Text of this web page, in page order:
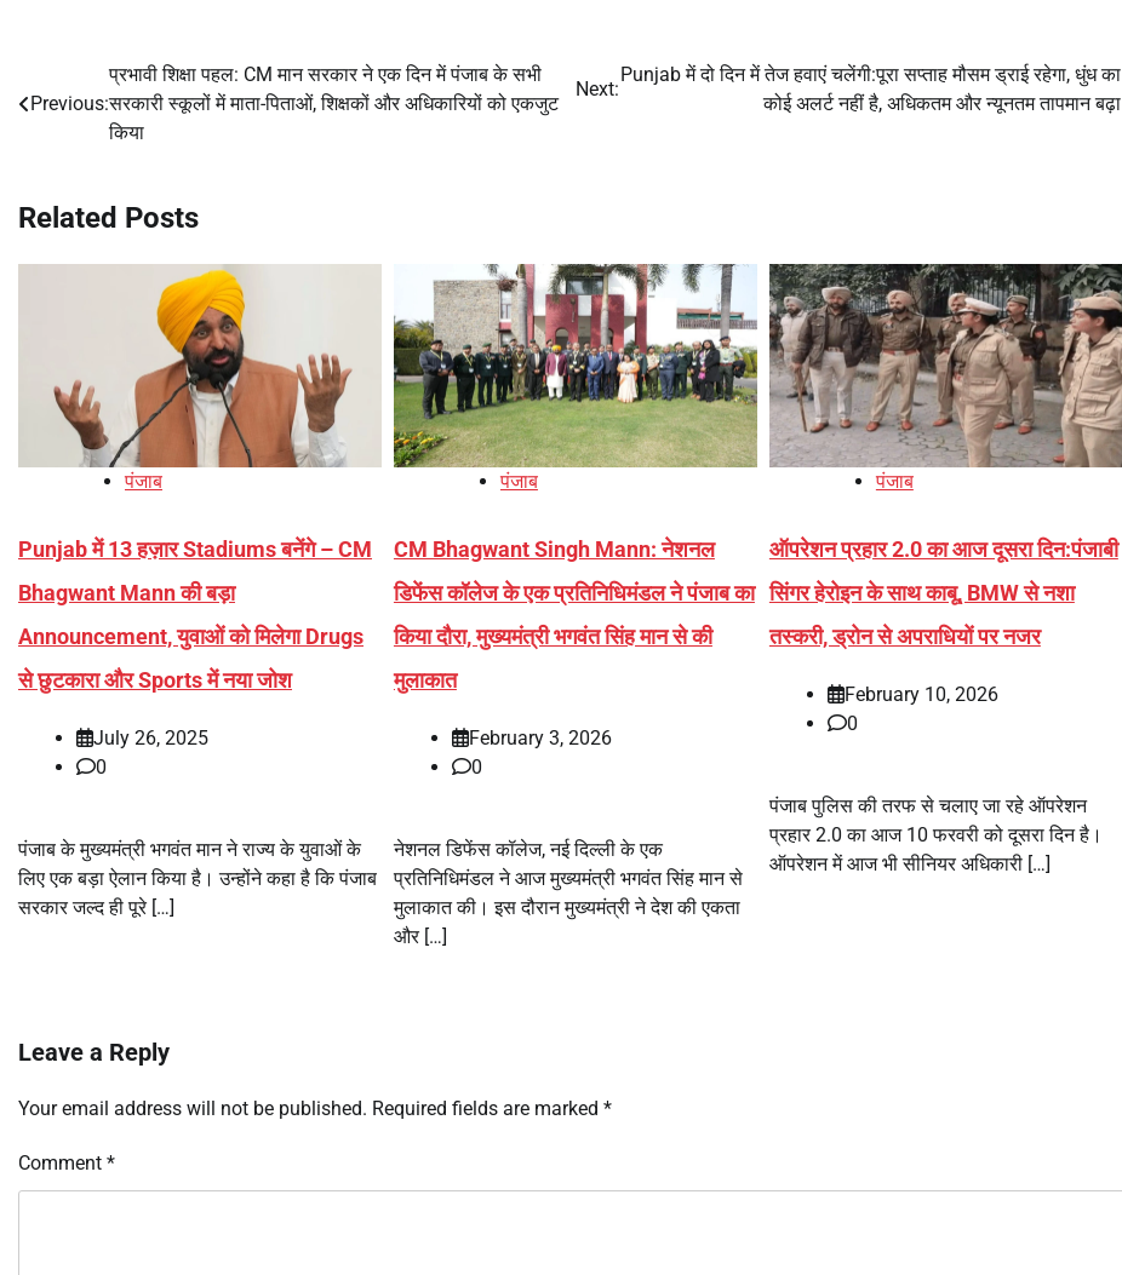
navigation
Previous:
प्रभावी शिक्षा पहल: CM मान सरकार ने एक दिन में पंजाब के सभी
सरकारी स्कूलों में माता-पिताओं, शिक्षकों और अधिकारियों को एकजुट
किया
Next:
Punjab में दो दिन में तेज हवाएं चलेंगी:पूरा सप्ताह मौसम ड्राई रहेगा, धुंध का
कोई अलर्ट नहीं है, अधिकतम और न्यूनतम तापमान बढ़ा
Related Posts
पंजाब
Punjab में 13 हज़ार Stadiums बनेंगे – CM
Bhagwant Mann की बड़ा
Announcement, युवाओं को मिलेगा Drugs
से छुटकारा और Sports में नया जोश
July 26, 2025
0
पंजाब के मुख्यमंत्री भगवंत मान ने राज्य के युवाओं के
लिए एक बड़ा ऐलान किया है। उन्होंने कहा है कि पंजाब
सरकार जल्द ही पूरे […]
पंजाब
CM Bhagwant Singh Mann: नेशनल
डिफेंस कॉलेज के एक प्रतिनिधिमंडल ने पंजाब का
किया दौरा, मुख्यमंत्री भगवंत सिंह मान से की
मुलाकात
February 3, 2026
0
नेशनल डिफेंस कॉलेज, नई दिल्ली के एक
प्रतिनिधिमंडल ने आज मुख्यमंत्री भगवंत सिंह मान से
मुलाकात की। इस दौरान मुख्यमंत्री ने देश की एकता
और […]
पंजाब
ऑपरेशन प्रहार 2.0 का आज दूसरा दिन:पंजाबी
सिंगर हेरोइन के साथ काबू, BMW से नशा
तस्करी, ड्रोन से अपराधियों पर नजर
February 10, 2026
0
पंजाब पुलिस की तरफ से चलाए जा रहे ऑपरेशन
प्रहार 2.0 का आज 10 फरवरी को दूसरा दिन है।
ऑपरेशन में आज भी सीनियर अधिकारी […]
Leave a Reply
Your email address will not be published. Required fields are marked *
Comment *